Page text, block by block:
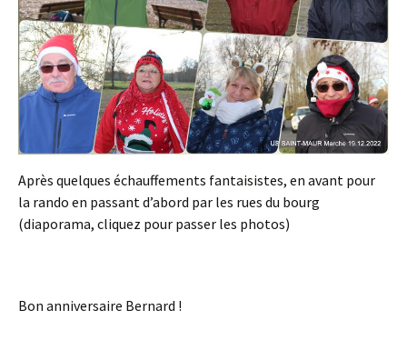
Après quelques échauffements fantaisistes, en avant pour
la rando en passant d’abord par les rues du bourg
(diaporama, cliquez pour passer les photos)
Bon anniversaire Bernard !